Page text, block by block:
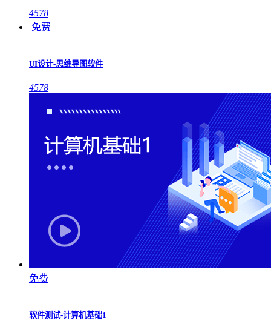
4578
免费
UI设计-思维导图软件
4578
免费
软件测试-计算机基础1